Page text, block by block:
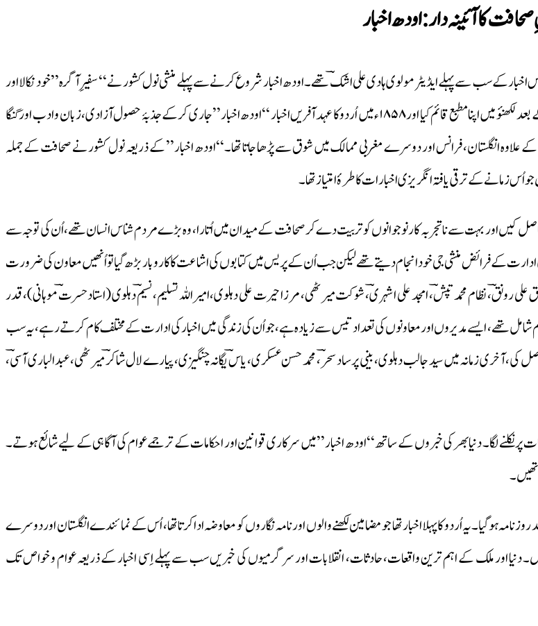
کا آئینہ دار:اودھ اخبار
سب سے پہلے ایڈیٹر مولوی ہادی علی اشکؔ تھے۔ اودھ اخبار شروع کرنے سے پہلے منشی نول کشور نے ‘‘سفیرِ آگرہ’’ خود نکالا اور
لاہور کے مشہور اخبار ‘‘کوہِ نور’’ میں کام کرکے صحافت کے رموز ونکات کی تربیت حاصل کی۔ اِس کے بعد لکھنؤ میں اپنا مطبع قائم کیا اور ۱۸۵۸ء میں اُردو کا عہدآفریں اخبار ‘‘اودھ اخبار’’ جاری کرکے جذبۂ حصول آزادی، زبان و ادب اور گنگا
علاوہ انگلستان، فرانس اور دوسرے مغربی ممالک میں شوق سے پڑھا جاتا تھا۔‘‘اودھ اخبار’’ کے ذریعہ نول کشور نے صحافت کے جملہ
زمانے کے ترقی یافتہ انگریزی اخبارات کا طرۂ امتیاز تھا۔
کیں اور بہت سے ناتجربہ کار نوجوانوں کو تربیت دے کر صحافت کے میدان میں اُتارا، وہ بڑے مردم شناس انسان تھے،اُن کی توجہ سے
ادارت کے فرائض منشی جی خود انجام دیتے تھے لیکن جب اُن کے پریس میں کتابوں کی اشاعت کا کاروبار بڑھ گیا تو اُنھیں معاون کی ضرورت
نظام محمد تپشؔ، امجد علی اشہریؔ، شوکت میرٹھی، مرزا حیرت علی دہلوی، امیراللہ تسلیم، نسیمؔ دہلوی (استاد حسرتؔ موہانی)، قدر
شامل تھے، ایسے مدیروں اور معاونوں کی تعداد تیس سے زیادہ ہے، جو اُن کی زندگی میں اخبار کی ادارت کے مختلف کام کرتے رہے، یہ سب
آخری زمانہ میں سید جالب دہلوی، بینی پرساد سحرؔ، محمد حسن عسکری، یاسؔ یگانہ چنگیزی، پیارے لال شاکرؔ میرٹھی، عبدالباری آسیؔ،
نکلنے لگا۔ دنیا بھر کی خبروں کے ساتھ ‘‘اودھ اخبار’’ میں سرکاری قوانین اور احکامات کے ترجمے عوام کی آگاہی کے لیے شائع ہوتے۔
تھیں۔
ہوگیا۔ یہ اُردو کا پہلا اخبار تھا جو مضامین لکھنے والوں اور نامہ نگاروں کو معاوضہ ادا کرتا تھا، اُس کے نمائندے انگلستان اور دوسرے
دنیا اور ملک کے اہم ترین واقعات، حادثات، انقلابات اور سرگرمیوں کی خبریں سب سے پہلے اِسی اخبار کے ذریعہ عوام و خواص تک